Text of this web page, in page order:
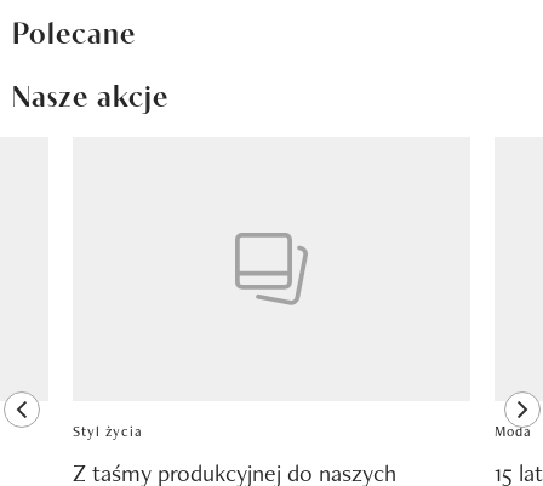
Polecane
Nasze akcje
previous element
Styl życia
Z taśmy produkcyjnej do naszych
Moda
15